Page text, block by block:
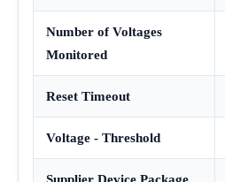
Number of Voltages
Monitored
Reset Timeout
Voltage - Threshold